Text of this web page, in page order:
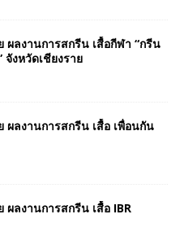
ผลงานการสกรีน เสื้อกีฬา “กรีน
จังหวัดเชียงราย
ผลงานการสกรีน เสื้อ เพื่อนกัน
ผลงานการสกรีน เสื้อ IBR